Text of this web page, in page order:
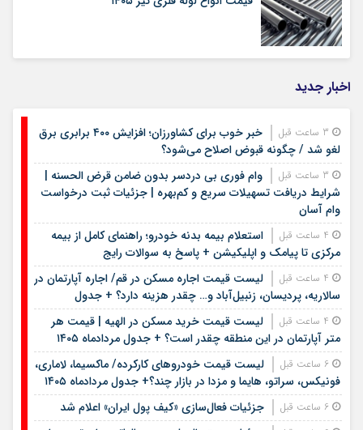
اخبار جدید
خبر خوب برای کشاورزان؛ افزایش ۴۰۰ برابری برق
لغو شد / چگونه قبوض اصلاح می‌شود؟
وام فوری بی دردسر بدون ضامن قرض الحسنه |
شرایط دریافت تسهیلات سریع و کم‌بهره | جزئیات ثبت درخواست
وام آسان
استعلام بیمه بدنه خودرو؛ راهنمای کامل از بیمه
مرکزی تا پیامک و اپلیکیشن + پاسخ به سوالات رایج
لیست قیمت اجاره مسکن در قم/ اجاره آپارتمان در
سالاریه، پردیسان، زنبیل‌آباد و… چقدر هزینه دارد؟ + جدول
لیست قیمت خرید مسکن در الهیه | قیمت هر
متر آپارتمان در این منطقه چقدر است؟ + جدول مردادماه ۱۴۰۵
لیست قیمت خودروهای کارکرده/ ماکسیما، لاماری،
فونیکس، سراتو، هایما و مزدا در بازار چند؟+ جدول مردادماه ۱۴۰۵
جزئیات فعال‌سازی «کیف پول ایران» اعلام شد